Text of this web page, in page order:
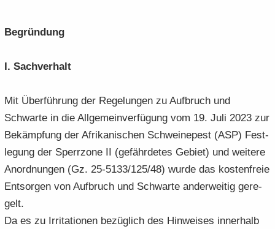
Be­grün­dung
I. Sach­ver­halt
Mit Über­füh­rung der Re­ge­lun­gen zu Auf­bruch und
Schwar­te in die All­ge­mein­ver­fü­gung vom 19. Juli 2023 zur
Be­kämp­fung der Afri­ka­ni­schen Schwei­ne­pest (ASP) Fest­
le­gung der Sperr­zo­ne II (ge­fähr­de­tes Ge­biet) und wei­te­re
An­ord­nun­gen (Gz. 25-5133/125/48) wurde das kos­ten­freie
Ent­sor­gen von Auf­bruch und Schwar­te an­der­wei­tig ge­re­
gelt.
Da es zu Ir­ri­ta­tio­nen be­züg­lich des Hin­wei­ses in­ner­halb